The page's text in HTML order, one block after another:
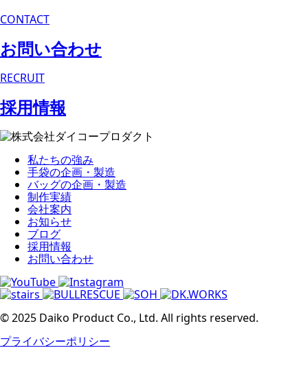
CONTACT
お問い合わせ
RECRUIT
採用情報
私たちの強み
手袋の企画・製造
バッグの企画・製造
制作実績
会社案内
お知らせ
ブログ
採用情報
お問い合わせ
© 2025 Daiko Product Co., Ltd. All rights reserved.
プライバシーポリシー